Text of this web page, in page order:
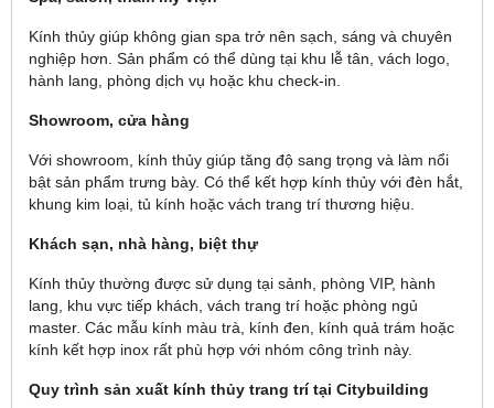
Kính thủy giúp không gian spa trở nên sạch, sáng và chuyên
nghiệp hơn. Sản phẩm có thể dùng tại khu lễ tân, vách logo,
hành lang, phòng dịch vụ hoặc khu check-in.
Showroom, cửa hàng
Với showroom, kính thủy giúp tăng độ sang trọng và làm nổi
bật sản phẩm trưng bày. Có thể kết hợp kính thủy với đèn hắt,
khung kim loại, tủ kính hoặc vách trang trí thương hiệu.
Khách sạn, nhà hàng, biệt thự
Kính thủy thường được sử dụng tại sảnh, phòng VIP, hành
lang, khu vực tiếp khách, vách trang trí hoặc phòng ngủ
master. Các mẫu kính màu trà, kính đen, kính quả trám hoặc
kính kết hợp inox rất phù hợp với nhóm công trình này.
Quy trình sản xuất kính thủy trang trí tại Citybuilding